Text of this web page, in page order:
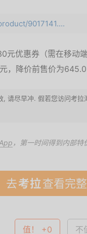
9017141....
元优惠券（需在移动
，降价前售价为
请尽早冲. 假若您访问考拉
，第一时间得到内部特
去 查看完
值！ +0 不